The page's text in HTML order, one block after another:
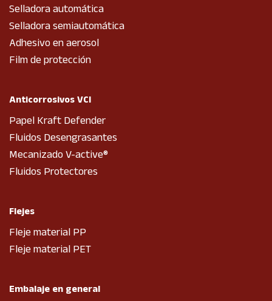
Selladora automática
Selladora semiautomática
Adhesivo en aerosol
Film de protección
Anticorrosivos VCI
Papel Kraft Defender
Fluidos Desengrasantes
Mecanizado V-active®
Fluidos Protectores
Flejes
Fleje material PP
Fleje material PET
Embalaje en general